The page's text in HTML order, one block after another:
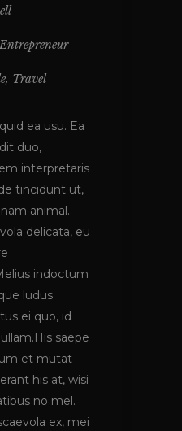
Entrepreneur
, Travel
ea usu. Ea
duo,
interpretaris
tincidunt ut,
animal.
delicata, eu
indoctum
ludus
ei quo, id
saepe
et mutat
his at, wisi
no mel.
ex, mei